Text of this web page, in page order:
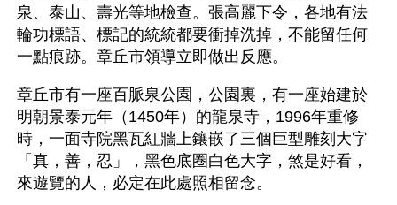
泉、泰山、壽光等地檢查。張高麗下令，各地有法
輪功標語、標記的統統都要衝掉洗掉，不能留任何
一點痕跡。章丘市領導立即做出反應。
章丘市有一座百脈泉公園，公園裏，有一座始建於
明朝景泰元年（1450年）的龍泉寺，1996年重修
時，一面寺院黑瓦紅牆上鑲嵌了三個巨型雕刻大字
「真，善，忍」，黑色底圈白色大字，煞是好看，
來遊覽的人，必定在此處照相留念。